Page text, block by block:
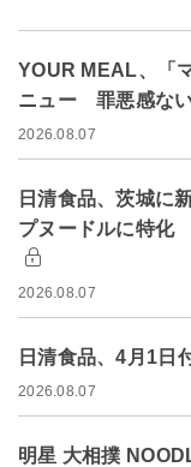
YOUR MEAL、「
ニュー 罪悪感な
2026.08.07
日清食品、茨城に
プヌードルに特化
2026.08.07
日清食品、4月1日
2026.08.07
明星 大相撲